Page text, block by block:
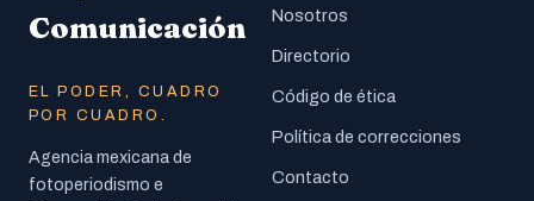
Comunicación
EL PODER, CUADRO
POR CUADRO.
Agencia mexicana de
fotoperiodismo e
Nosotros
Directorio
Código de ética
Política de correcciones
Contacto